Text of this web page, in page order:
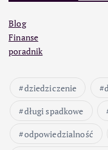
Blog
Finanse
poradnik
dziedziczenie
długi spadkowe
odpowiedzialność